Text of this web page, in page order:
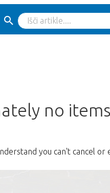
no
you can't cancel